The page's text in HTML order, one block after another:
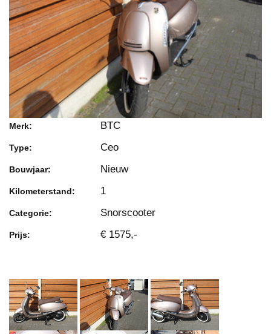
Merk: BTC
Type: Ceo
Bouwjaar: Nieuw
Kilometerstand: 1
Categorie: Snorscooter
Prijs: € 1575,-